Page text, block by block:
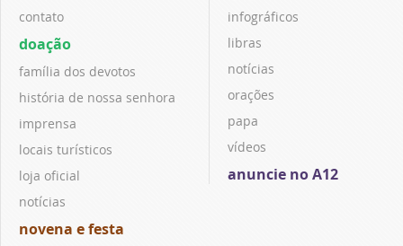
contato
doação
família dos devotos
história de nossa senhora
imprensa
locais turísticos
loja oficial
notícias
novena e festa
infográficos
libras
notícias
orações
papa
vídeos
anuncie no A12